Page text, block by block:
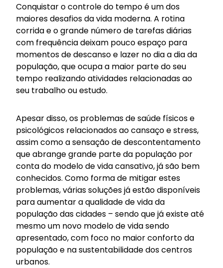
Conquistar o controle do tempo é um dos
maiores desafios da vida moderna. A rotina
corrida e o grande número de tarefas diárias
com frequência deixam pouco espaço para
momentos de descanso e lazer no dia a dia da
população, que ocupa a maior parte do seu
tempo realizando atividades relacionadas ao
seu trabalho ou estudo.
Apesar disso, os problemas de saúde físicos e
psicológicos relacionados ao cansaço e stress,
assim como a sensação de descontentamento
que abrange grande parte da população por
conta do modelo de vida cansativo, já são bem
conhecidos. Como forma de mitigar estes
problemas, várias soluções já estão disponíveis
para aumentar a qualidade de vida da
população das cidades – sendo que já existe até
mesmo um novo modelo de vida sendo
apresentado, com foco no maior conforto da
população e na sustentabilidade dos centros
urbanos.